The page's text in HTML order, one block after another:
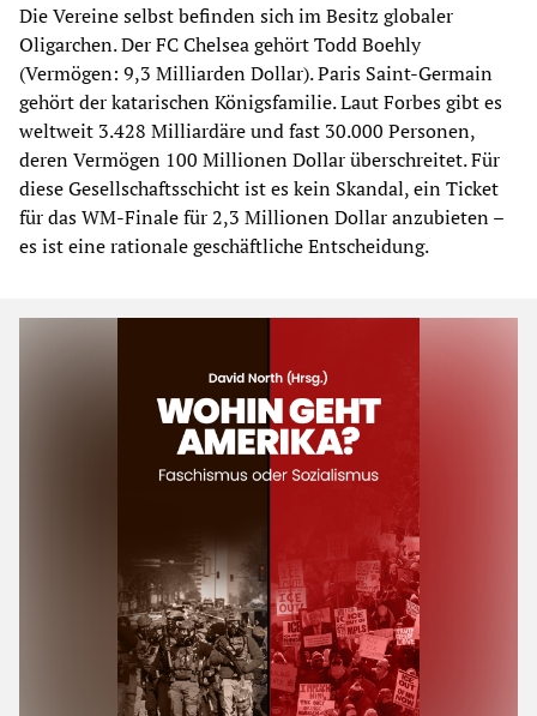
Die Vereine selbst befinden sich im Besitz globaler
Oligarchen. Der FC Chelsea gehört Todd Boehly
(Vermögen: 9,3 Milliarden Dollar). Paris Saint-Germain
gehört der katarischen Königsfamilie. Laut Forbes gibt es
weltweit 3.428 Milliardäre und fast 30.000 Personen,
deren Vermögen 100 Millionen Dollar überschreitet. Für
diese Gesellschaftsschicht ist es kein Skandal, ein Ticket
für das WM-Finale für 2,3 Millionen Dollar anzubieten –
es ist eine rationale geschäftliche Entscheidung.